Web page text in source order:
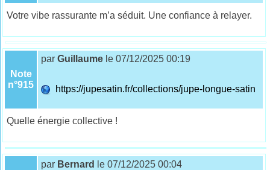
Votre vibe rassurante m’a séduit. Une confiance à relayer.
Note
n°915
parGuillaume le 07/12/2025 00:19
https://jupesatin.fr/collections/jupe-longue-satin
Quelle énergie collective !
par Bernard le 07/12/2025 00:04